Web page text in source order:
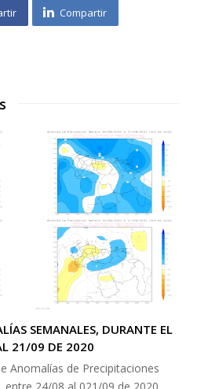
Compartir
SEMANALES, DURANTE EL
21/09 DE 2020
Anomalías de Precipitaciones